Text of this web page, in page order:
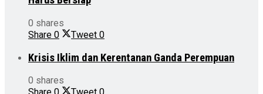
0 shares
Share 0 Tweet 0
Krisis Iklim dan Kerentanan Ganda Perempuan
0 shares